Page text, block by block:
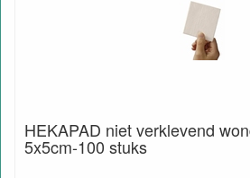
HEKAPAD niet verklevend
5x5cm-100 stuks